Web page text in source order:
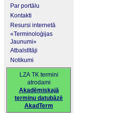
Par portālu
Kontakti
Resursi internetā
«Terminoloģijas
Jaunumi»
Atbalstītāji
Notikumi
LZA TK termini
atrodami
Akadēmiskajā
terminu datubāzē
AkadTerm